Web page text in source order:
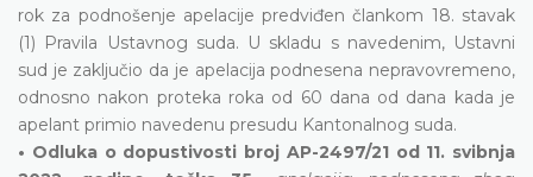
rok za podnošenje apelacije predviđen člankom 18. stavak
(1) Pravila Ustavnog suda. U skladu s navedenim, Ustavni
sud je zaključio da je apelacija podnesena nepravovremeno,
odnosno nakon proteka roka od 60 dana od dana kada je
apelant primio navedenu presudu Kantonalnog suda.
• Odluka o dopustivosti broj AP-2497/21 od 11. svibnja